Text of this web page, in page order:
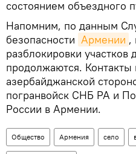
состоянием объездного
Напомним, по данным
безопасности Армении ,
разблокировки участков
продолжаются. Контакты
азербайджанской
погранвойск СНБ РА и
России в Армении.
Общество Армения село